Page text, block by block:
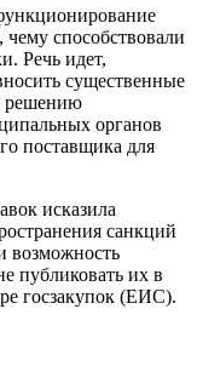
способствовали
Речь идет,
существенные
решению
органов
поставщика для
исказила
санкций
возможность
публиковать их в
госзакупок (ЕИС).